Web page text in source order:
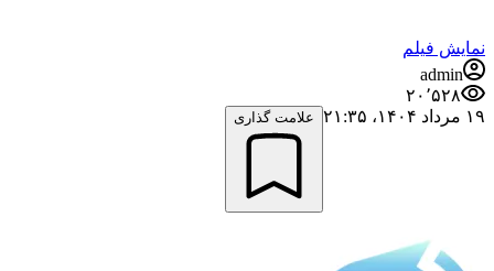
نمایش فیلم
admin
۲۰٬۵۲۸
۱۹ مرداد ۱۴۰۴،‏ ۲۱:۳۵
علامت گذاری